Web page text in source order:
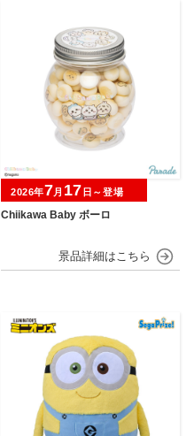
Chiikawa Baby ボーロ
2026年7月 17 日～登場